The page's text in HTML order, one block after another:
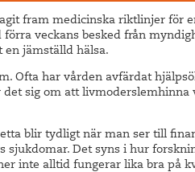
fram medicinska riktlinjer för
förra veckans besked från
en jämställd hälsa.
Ofta har vården avfärdat
sig om att
blir tydligt när man ser till
sjukdomar. Det syns i hur
inte alltid fungerar lika bra på